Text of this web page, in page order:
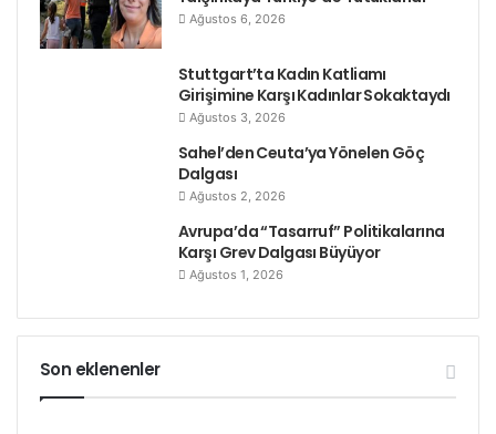
alınırken yanında kalıp kalamayacağını sormak için
polislere yaklaştı. Polisin talebi reddettiği ve kısa
süre sonra kadını yere fırlattığı öne sürüldü.
Hollanda makamları olayla ilgili kapsamlı bir açıklama
yapmazken soruşturma başlatıldı demekle yetindiler.
Kaynak: ilmekilmek.net
Ağustos 6, 2026
Stuttgart’ta Kadın Katliamı
Girişimine Karşı Kadınlar Sokaktaydı
Ağustos 3, 2026
Sahel’den Ceuta’ya Yönelen Göç
Dalgası
Ağustos 2, 2026
Avrupa’da “Tasarruf” Politikalarına
Karşı Grev Dalgası Büyüyor
Ağustos 1, 2026
Son eklenenler